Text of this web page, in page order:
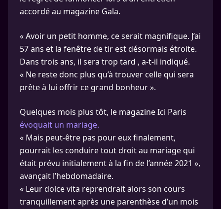
accordé au magazine Gala.
« Avoir un petit homme, ce serait magnifique. J’ai
57 ans et la fenêtre de tir est désormais étroite.
Dans trois ans, il sera trop tard , a-t-il indiqué.
« Ne reste donc plus qu’à trouver celle qui sera
prête à lui offrir ce grand bonheur ».
Quelques mois plus tôt, le magazine Ici Paris
évoquait un mariage.
« Mais peut-être pas pour eux finalement,
pourrait les conduire tout droit au mariage qui
était prévu initialement à la fin de l’année 2021 »,
avançait l’hebdomadaire.
« Leur dolce vita reprendrait alors son cours
tranquillement après une parenthèse d’un mois